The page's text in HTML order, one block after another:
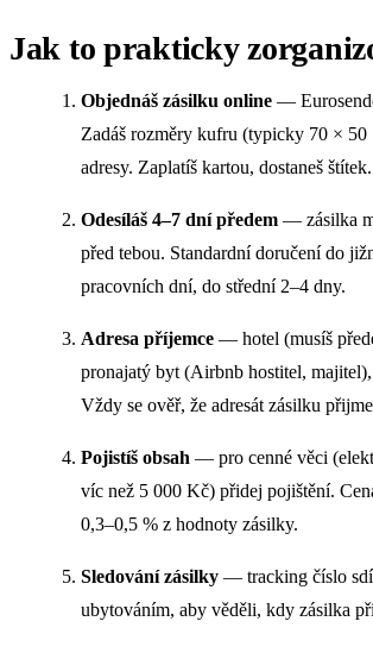
Jak to prakticky
Objednáš zásilku online —
Zadáš rozměry kufru (typicky 70 × 50
adresy. Zaplatíš kartou, dostaneš štítek.
Odesíláš 4–7 dní předem — zásilka
před tebou. Standardní doručení do
pracovních dní, do střední 2–4 dny.
Adresa příjemce — hotel (musíš
pronajatý byt (Air­bnb hostitel,
Vždy se ověř, že adresát zásilku
Pojistíš obsah — pro cenné věci
víc než 5 000 Kč) přidej pojištění.
0,3–0,5 % z hodnoty zásilky.
Sledování zásilky — tracking číslo
ubytováním, aby věděli, kdy zásilka